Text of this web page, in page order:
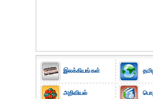
இலக்கியங்கள்
அறிவியல்